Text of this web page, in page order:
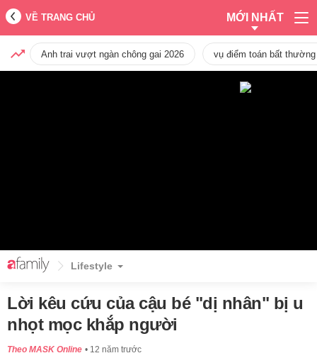
VỀ TRANG CHỦ MỚI NHẤT
Anh trai vượt ngàn chông gai 2026 vụ điểm toán bất
Lifestyle
Lời kêu cứu của cậu bé "dị nhân" bị u
nhọt mọc khắp người
Theo MASK Online 12 năm trước